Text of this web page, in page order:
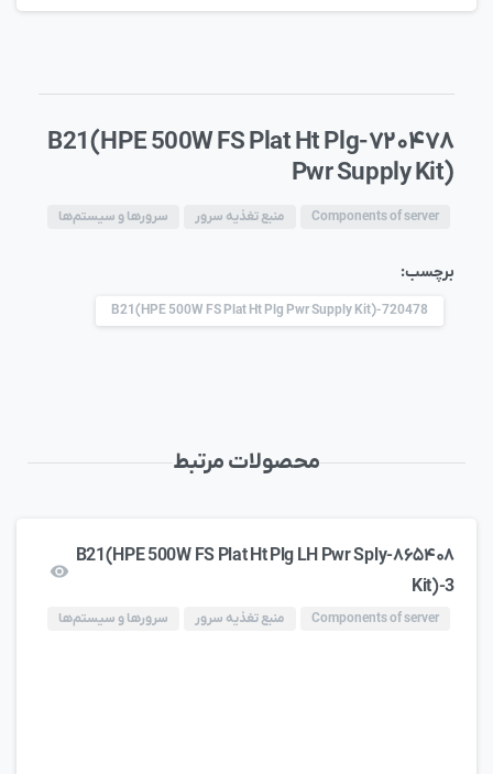
۷۲۰۴۷۸-B21(HPE 500W FS Plat Ht Plg
Pwr Supply Kit)
Components of server منبع تغذیه سرور سرورها و سیستم‌ها
برچسب:
720478-B21(HPE 500W FS Plat Ht Plg Pwr Supply Kit)
محصولات مرتبط
۸۶۵۴۰۸-B21(HPE 500W FS Plat Ht Plg LH Pwr Sply
Kit)-3
Components of server منبع تغذیه سرور سرورها و سیستم‌ها